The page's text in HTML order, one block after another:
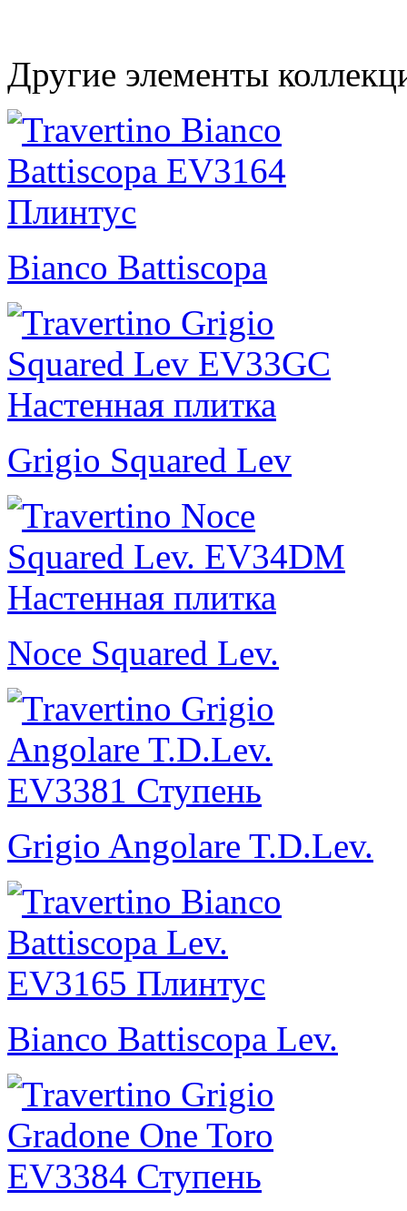
Другие элементы
Bianco Battiscopa
Grigio Squared Lev
Noce Squared Lev.
Grigio Angolare T.D.Lev.
Bianco Battiscopa Lev.